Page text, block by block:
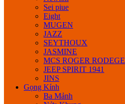
Sei piue
Eight
MUGEN
JAZZ
SEYTHOUX
JASMINE
MCS ROGER RODEGE
JEEP SPIRIT 1941
JINS
Gọng Kính
Ba Mảnh